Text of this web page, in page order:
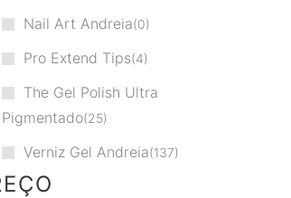
Nail Art Andreia 0
Pro Extend Tips 4
The Gel Polish Ultra
Pigmentado 25
Verniz Gel Andreia 137